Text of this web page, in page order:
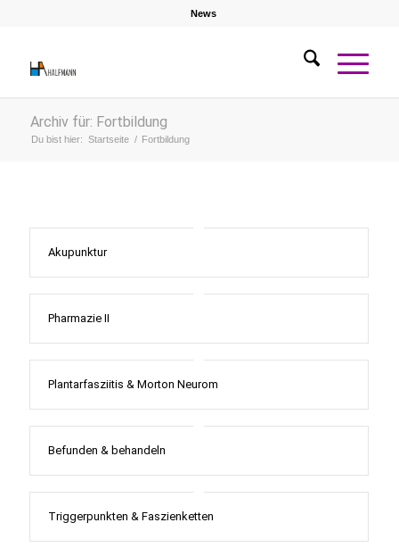
News
Archiv für: Fortbildung
Du bist hier: Startseite / Fortbildung
Akupunktur
Pharmazie II
Plantarfasziitis & Morton Neurom
Befunden & behandeln
Triggerpunkten & Faszienketten